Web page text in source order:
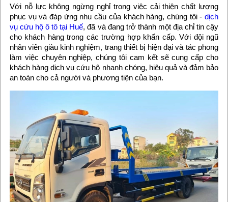
Với nỗ lực không ngừng nghỉ trong việc cải thiện chất lượng
phục vụ và đáp ứng nhu cầu của khách hàng, chúng tôi -dịch
vụ cứu hộ ô tô tại Huế, đã và đang trở thành một địa chỉ tin cậy
cho khách hàng trong các trường hợp khẩn cấp. Với đội ngũ
nhân viên giàu kinh nghiệm, trang thiết bị hiện đại và tác phong
làm việc chuyên nghiệp, chúng tôi cam kết sẽ cung cấp cho
khách hàng dịch vụ cứu hộ nhanh chóng, hiệu quả và đảm bảo
an toàn cho cả người và phương tiện của bạn.